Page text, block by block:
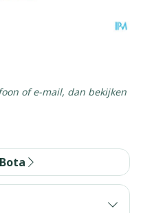
of e-mail, dan bekijken